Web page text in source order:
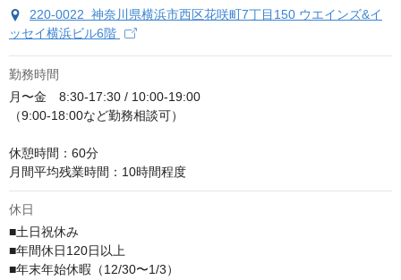
220-0022 神奈川県横浜市西区花咲町7丁目150 ウエインズ&イ
ッセイ横浜ビル6階
勤務時間
月〜金　8:30-17:30 / 10:00-19:00
（9:00-18:00など勤務相談可）
休憩時間：60分
月間平均残業時間：10時間程度
休日
■土日祝休み
■年間休日120日以上
■年末年始休暇（12/30〜1/3）